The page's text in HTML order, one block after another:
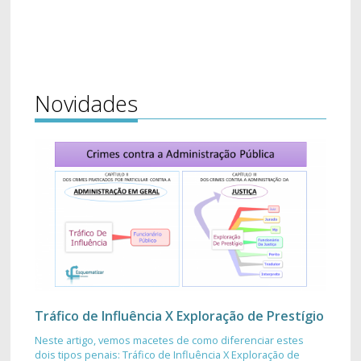
Novidades
Tráfico de Influência X Exploração de Prestígio
Neste artigo, vemos macetes de como diferenciar estes
dois tipos penais: Tráfico de Influência X Exploração de